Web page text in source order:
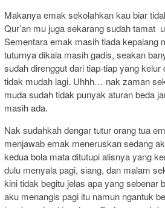
Makanya emak sekolahkan kau biar
Qur’an mu juga sekarang sudah tamat
Sementara emak masih tiada kepalang
tuturnya dikala masih gadis, seakan
sudah direnggut dari tiap-tiap yang
tidak mudah lagi. Uhhh… nak zaman
muda sudah tidak punyak aturan beda
masih ada.
Nak sudahkah dengar tutur orang tua
menjawab emak meneruskan sedang
kedua bola mata ditutupi alisnya yang
dulu menyala pagi, siang, dan malam
kini tidak begitu jelas apa yang sebenar
aku menangis pagi itu namun ngantuk